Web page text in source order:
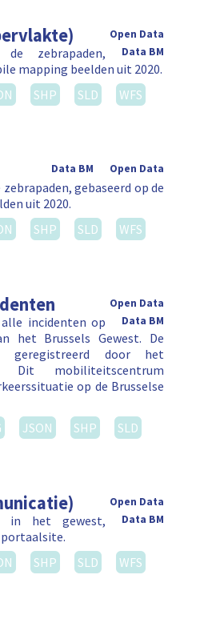
Open Data
Data BM
zebrapaden,
mapping beelden uit 2020.
SHP SLD
WFS
Open Data
Data BM
gebaseerd op de
uit 2020.
SHP SLD
WFS
Open Data
Data BM
incidenten op
het Brussels Gewest. De
geregistreerd door het
Dit mobiliteitscentrum
op de Brusselse
JSON SHP
SLD
Open Data
Data BM
in het gewest,
portaalsite.
SHP SLD
WFS